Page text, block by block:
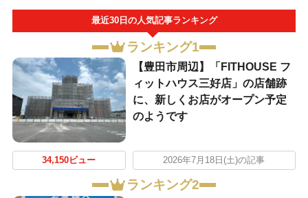
最近30日の人気記事ランキング
ランキング1
【豊田市周辺】「FITHOUSE フ
ィットハウス三好店」の店舗跡
に、新しくお店がオープン予定
のようです
34,150ビュー 2026年7月18日(土)の記事
ランキング2